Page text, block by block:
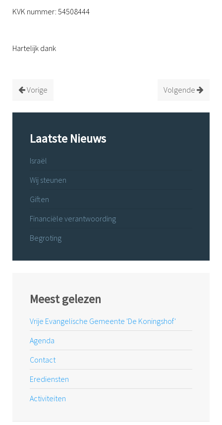
KVK nummer: 54508444
Hartelijk dank
Vorige Volgende
Laatste Nieuws
Israël
Wij steunen
Giften
Financiële verantwoording
Begroting
Meest gelezen
Vrije Evangelische Gemeente 'De Koningshof'
Agenda
Contact
Erediensten
Activiteiten